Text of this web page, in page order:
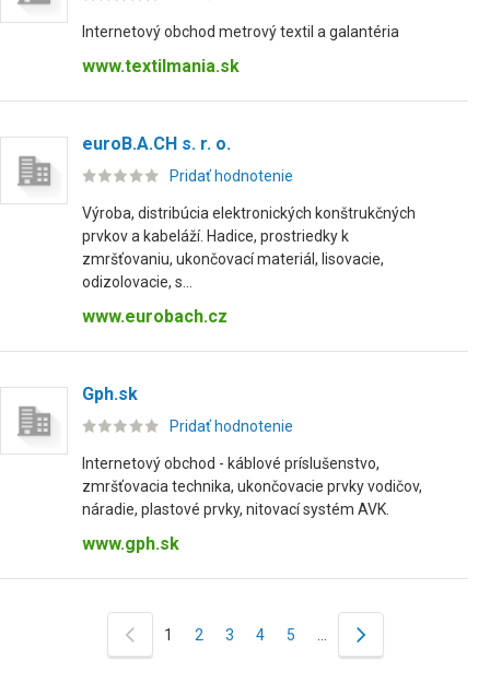
Internetový obchod metrový textil a galantéria
www.textilmania.sk
euroB.A.CH s. r. o.
Pridať hodnotenie
Výroba, distribúcia elektronických konštrukčných
prvkov a kabeláží. Hadice, prostriedky k
zmršťovaniu, ukončovací materiál, lisovacie,
odizolovacie, s...
www.eurobach.cz
Gph.sk
Pridať hodnotenie
Internetový obchod - káblové príslušenstvo,
zmršťovacia technika, ukončovacie prvky vodičov,
náradie, plastové prvky, nitovací systém AVK.
www.gph.sk
1 2 3 4 5